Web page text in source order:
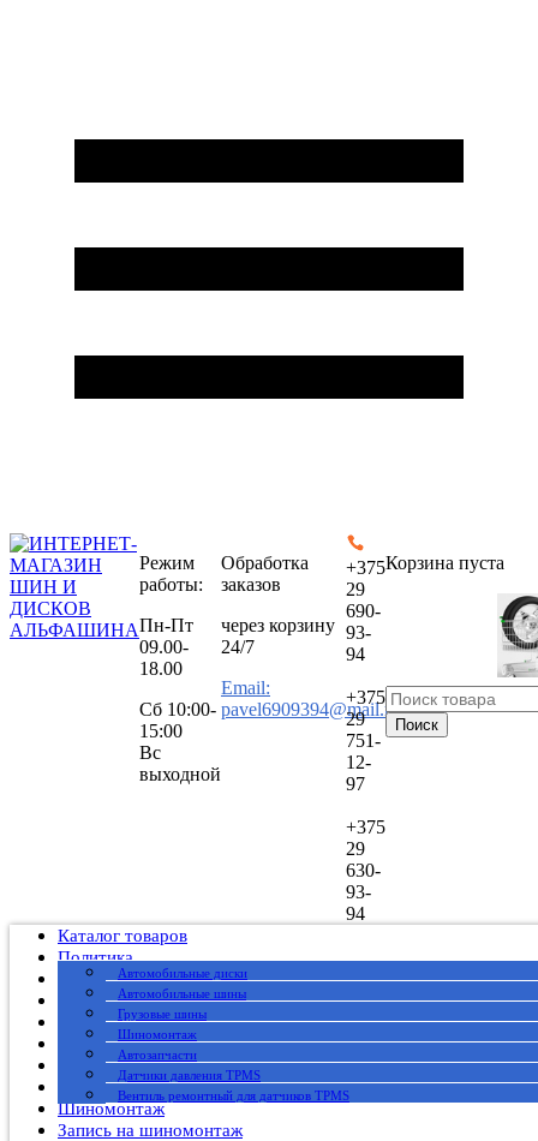
Режим
работы:
Пн-Пт
09.00-
18.00
Сб 10:00-
15:00
Вс
выходной
Обработка
заказов
через корзину
24/7
Email:
pavel6909394@mail.ru
+375
29
690-
93-
94
+375
29
751-
12-
97
+375
29
630-
93-
94
Корзина пуста
Поиск
Каталог товаров
Автомобильные диски
Автомобильные шины
Грузовые шины
Шиномонтаж
Автозапчасти
Датчики давления TPMS
Вентиль ремонтный для датчиков TPMS
Политика
Публичный договор
О нас
Оплата
Доставка
Вакансии
Гарантия
Шиномонтаж
Запись на шиномонтаж